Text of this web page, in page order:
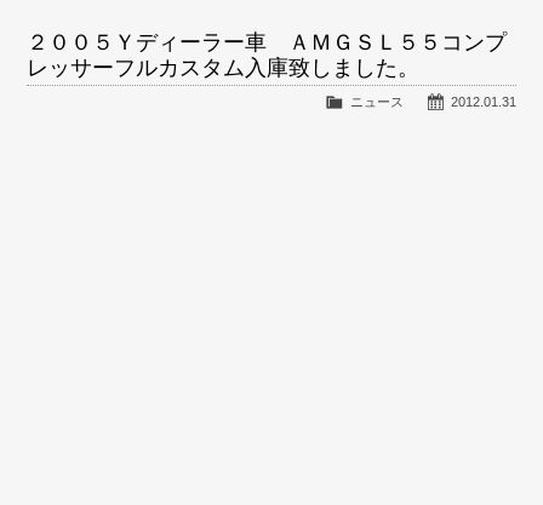
２００５Ｙディーラー車 ＡＭＧＳＬ５５コンプ
レッサーフルカスタム入庫致しました。
2012.01.31
ニュース